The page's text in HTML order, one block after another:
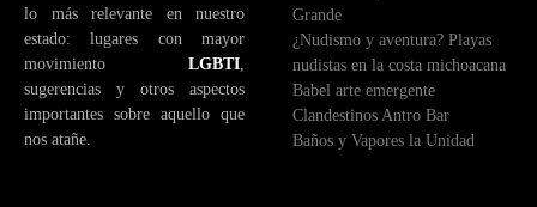
lo más relevante en nuestro
estado: lugares con mayor
movimiento LGBTI,
sugerencias y otros aspectos
importantes sobre aquello que
nos atañe.
Grande
¿Nudismo y aventura? Playas
nudistas en la costa michoacana
Babel arte emergente
Clandestinos Antro Bar
Baños y Vapores la Unidad